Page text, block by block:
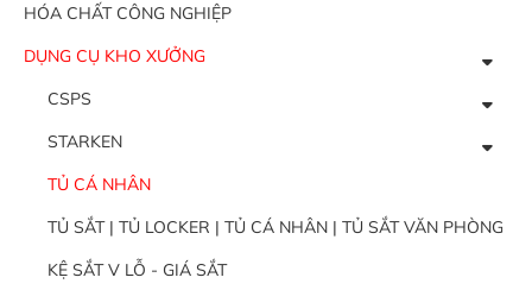
HÓA CHẤT CÔNG NGHIỆP
DỤNG CỤ KHO XƯỞNG
CSPS
STARKEN
TỦ CÁ NHÂN
TỦ SẮT | TỦ LOCKER | TỦ CÁ NHÂN | TỦ SẮT VĂN PHÒNG
KỆ SẮT V LỖ - GIÁ SẮT